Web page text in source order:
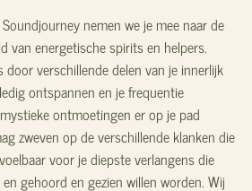
nemen we je mee naar de
van energetische spirits en helpers.
door verschillende delen van je innerlijk
ontspannen en je frequentie
ontmoetingen er op je pad
zweven op de verschillende klanken die
voor je diepste verlangens die
gehoord en gezien willen worden. Wij